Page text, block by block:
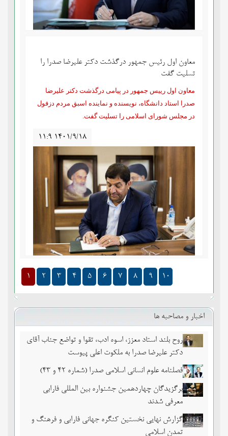
معاون اول رئیس جمهور درگذشت دکتر علیرضا صدرا را
تسلیت گفت
معاون اول رییس جمهور در پیامی درگذشت دکتر علیرضا
صدرا استاد دانشگاه، نویسنده و نماینده اسبق مردم دزفول
در مجلس شورای اسلامی را تسلیت گفت.
۱۱:۹ ۱۴۰۱/۹/۱۸
1 2 3 4 5 6 7 8 9 10
اخبار و مصاحبه ها
روح بلند استاد معزز، اسوه ادب، تقوا و تواضع جناب آقای
دکتر علیرضا صدرا به ملکوت اعلی پیوست
فصلنامه علوم انسانی اسلامی صدرا (شماره 42 و 43)
برگزیدگان چهاردهمین جشنواره بین المللی فارابی
معرفی شدند
گزارش نهایی نخستین کنگره جهانی فارابی و فرهنگ و
تمدن اسلامی